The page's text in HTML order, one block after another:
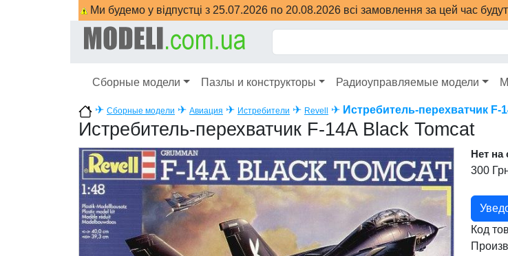
Ми будемо у відпустці з 25.07.2026 по 20.08.2026 всі замовлення за цей час
Сборные модели Пазлы и конструкторы Радиоуправляемые модели
✈ Сборные модели ✈ Авиация ✈ Истребители ✈ Revell ✈ Истребитель-перехватчик F-
Истребитель-перехватчик F-14A Black Tomcat
Нет на
300
Код